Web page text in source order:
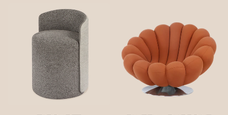
POLYVALENT.